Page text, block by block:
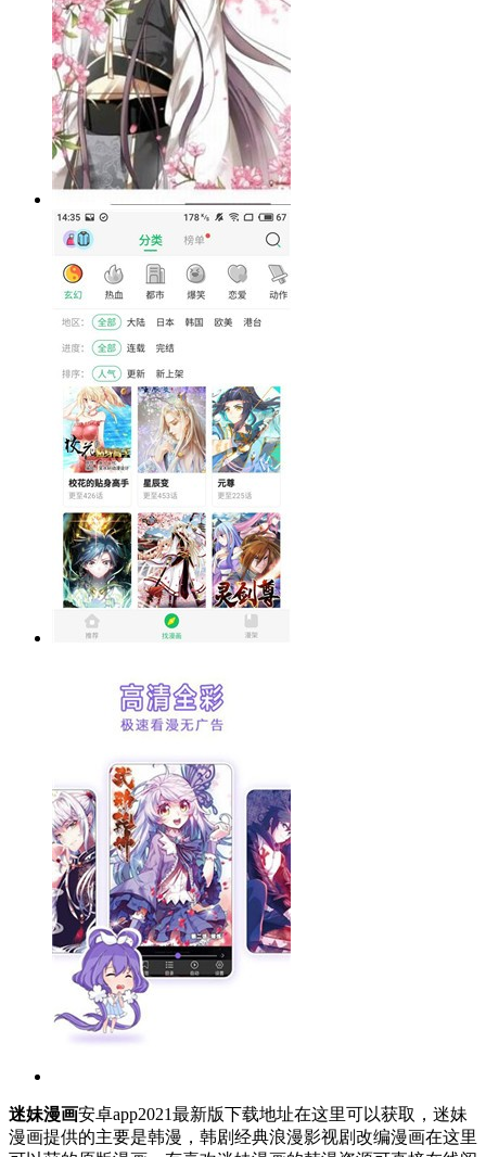
迷妹漫画安卓app2021最新版下载地址在这里可以获取，迷妹
漫画提供的主要是韩漫，韩剧经典浪漫影视剧改编漫画在这里